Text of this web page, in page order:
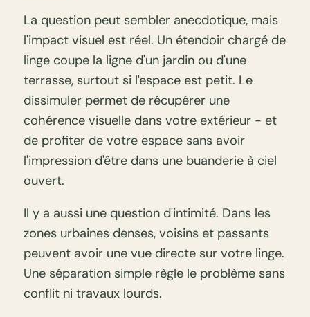
La question peut sembler anecdotique, mais
l'impact visuel est réel. Un étendoir chargé de
linge coupe la ligne d'un jardin ou d'une
terrasse, surtout si l'espace est petit. Le
dissimuler permet de récupérer une
cohérence visuelle dans votre extérieur - et
de profiter de votre espace sans avoir
l'impression d'être dans une buanderie à ciel
ouvert.
Il y a aussi une question d'intimité. Dans les
zones urbaines denses, voisins et passants
peuvent avoir une vue directe sur votre linge.
Une séparation simple règle le problème sans
conflit ni travaux lourds.